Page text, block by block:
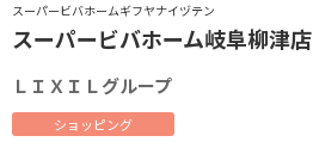
スーパービバホームギフヤナイヅテン
スーパービバホーム岐阜柳津店
ＬＩＸＩＬグループ
ショッピング